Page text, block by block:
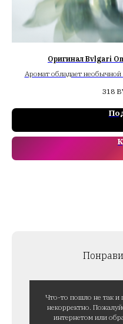
Оригинал Bvlgari
Аромат обладает
318
Что-то пошло не так и
некорректно.
интернетом или